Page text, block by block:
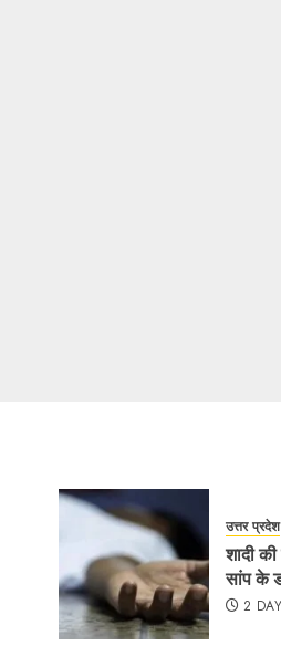
उत्तर प्रदेश
शादी
सांप के
2